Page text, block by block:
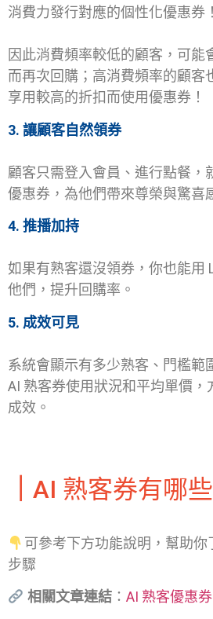
消費力發行對應的個性化優惠券！
因此消費頻率較低的顧客，可能
而再次回購；高消費頻率的顧客
享用較高的折扣而使用優惠券！
3. 讓顧客自然領券
顧客只需登入會員、進行點餐，
優惠券，為他們帶來尊榮與驚喜
4. 推播加持
如果有熟客還沒領券，你也能用
他們，提升回購率。
5. 成效可見
系統會顯示有多少熟客、門檻範
AI 熟客券使用狀況和平均單價
成效。
AI 熟客券有哪
可參考下方功能說明，幫助
步驟
相關文章連結： AI 熟客優惠